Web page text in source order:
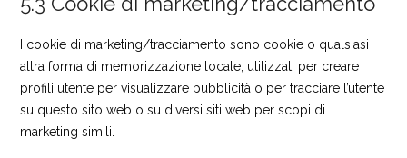
I cookie di marketing/tracciamento sono cookie o qualsiasi
altra forma di memorizzazione locale, utilizzati per creare
profili utente per visualizzare pubblicità o per tracciare l’utente
su questo sito web o su diversi siti web per scopi di
marketing simili.